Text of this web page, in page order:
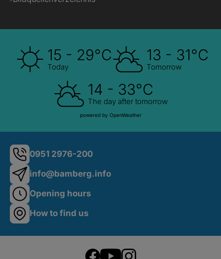
15 - 29°C
Today
13 - 31°C
Tomorrow
14 - 33°C
The day after tomorrow
powered by OpenWeather
0951 2976-200
info@bamberg.info
Opening hours
How to find us